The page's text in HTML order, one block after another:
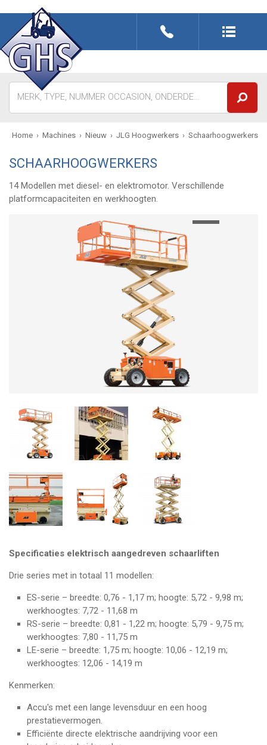
Sluiten
Home Machines Nieuw JLG Hoogwerkers Schaarhoogwerkers
SCHAARHOOGWERKERS
14 Modellen met diesel- en elektromotor. Verschillende
platformcapaciteiten en werkhoogten.
Specificaties elektrisch aangedreven schaarliften
Drie series met in totaal 11 modellen:
ES-serie – breedte: 0,76 - 1,17 m; hoogte: 5,72 - 9,98 m;
werkhoogtes: 7,72 - 11,68 m
RS-serie – breedte: 0,81 - 1,22 m; hoogte: 5,79 - 9,75 m;
werkhoogtes: 7,80 - 11,75 m
LE-serie – breedte: 1,75 m; hoogte: 10,06 - 12,19 m;
werkhoogtes: 12,06 - 14,19 m
Kenmerken:
Accu's met een lange levensduur en een hoog
prestatievermogen.
Efficiënte directe elektrische aandrijving voor een